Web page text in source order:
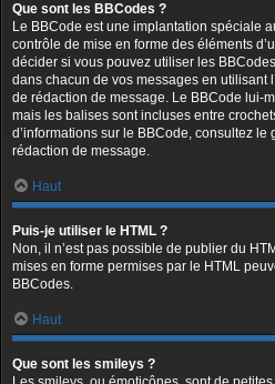
Que sont les BBCodes ?
Le BBCode est une implantation spéciale
contrôle de mise en forme des éléments
décider si vous pouvez utiliser les
dans chacun de vos messages en utilisant
de rédaction de message. Le BBCode lui-
mais les balises sont incluses entre
d’informations sur le BBCode, consultez
rédaction de message.
Haut
Puis-je utiliser le HTML ?
Non, il n’est pas possible de publier du
mises en forme permises par le HTML
BBCodes.
Haut
Que sont les smileys ?